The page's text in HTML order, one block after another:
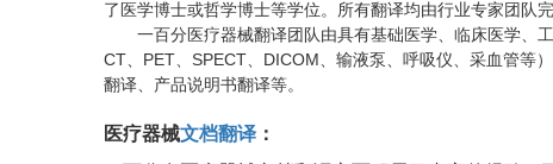
了医学博士或哲学博士等学位。所有翻译均由行业专家团队
一百分医疗器械翻译团队由具有基础医学、临床医学、
CT、 PET、 SPECT、 DICOM、输液泵、呼吸仪、采血管等
翻译、产品说明书翻译等。
医疗器械文档翻译 ：